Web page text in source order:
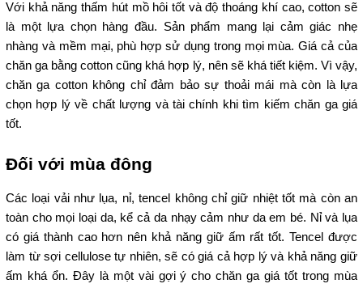
Với khả năng thấm hút mồ hôi tốt và độ thoáng khí cao, cotton sẽ
là một lựa chọn hàng đầu. Sản phẩm mang lại cảm giác nhẹ
nhàng và mềm mại, phù hợp sử dụng trong mọi mùa. Giá cả của
chăn ga bằng cotton cũng khá hợp lý, nên sẽ khá tiết kiệm. Vì vậy,
chăn ga cotton không chỉ đảm bảo sự thoải mái mà còn là lựa
chọn hợp lý về chất lượng và tài chính khi tìm kiếm chăn ga giá
tốt.
Đối với mùa đông
Các loại vải như lụa, nỉ, tencel không chỉ giữ nhiệt tốt mà còn an
toàn cho mọi loại da, kể cả da nhạy cảm như da em bé. Nỉ và lụa
có giá thành cao hơn nên khả năng giữ ấm rất tốt. Tencel được
làm từ sợi cellulose tự nhiên, sẽ có giá cả hợp lý và khả năng giữ
ấm khá ổn. Đây là một vài gợi ý cho chăn ga giá tốt trong mùa